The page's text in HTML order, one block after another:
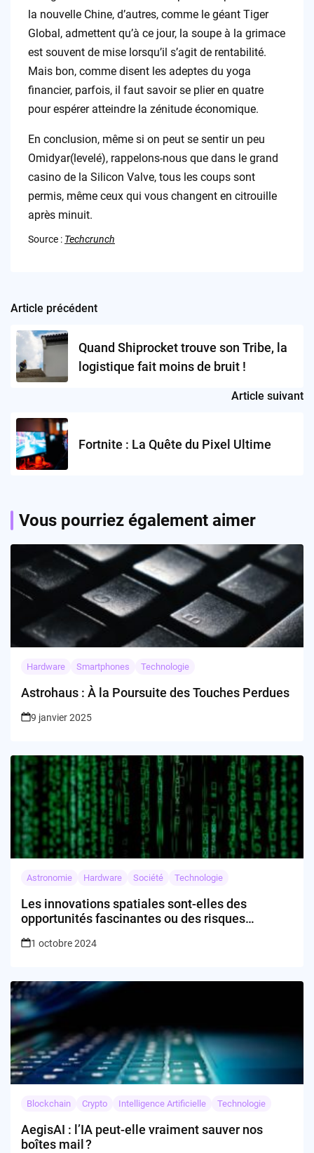
la nouvelle Chine, d’autres, comme le géant Tiger
Global, admettent qu’à ce jour, la soupe à la grimace
est souvent de mise lorsqu’il s’agit de rentabilité.
Mais bon, comme disent les adeptes du yoga
financier, parfois, il faut savoir se plier en quatre
pour espérer atteindre la zénitude économique.
En conclusion, même si on peut se sentir un peu
Omidyar(levelé), rappelons-nous que dans le grand
casino de la Silicon Valve, tous les coups sont
permis, même ceux qui vous changent en citrouille
après minuit.
Source : Techcrunch
Post
navigation
Article précédent
Quand Shiprocket trouve son Tribe, la
logistique fait moins de bruit !
Article suivant
Fortnite : La Quête du Pixel Ultime
Vous pourriez également aimer
Hardware Smartphones Technologie
Astrohaus : À la Poursuite des Touches Perdues
9 janvier 2025
Astronomie Hardware Société Technologie
Les innovations spatiales sont-elles des
opportunités fascinantes ou des risques
1 octobre 2024
Blockchain Crypto Intelligence Artificielle Technologie
AegisAI : l’IA peut-elle vraiment sauver nos
boîtes mail ?